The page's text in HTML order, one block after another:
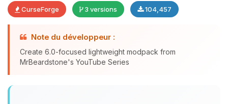
CurseForge 3 versions 104,457
Note du développeur :
Create 6.0-focused lightweight modpack from
MrBeardstone's YouTube Series
Youpi, enfin quelqu’un pour me
parler ! Moi c’est Choupy, ton petit
assistant BoxToPlay. Dis-moi ce dont